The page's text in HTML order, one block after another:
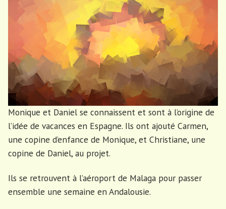
Monique et Daniel se connaissent et sont à l’origine de
l’idée de vacances en Espagne. Ils ont ajouté Carmen,
une copine d’enfance de Monique, et Christiane, une
copine de Daniel, au projet.
Ils se retrouvent à l’aéroport de Malaga pour passer
ensemble une semaine en Andalousie.